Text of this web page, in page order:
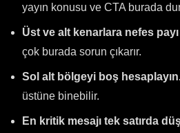
yayın konusu ve CTA burada
Üst ve alt kenarlara nefes payı
çok burada sorun çıkarır.
Sol alt bölgeyi boş
üstüne binebilir.
En kritik mesajı tek satırda